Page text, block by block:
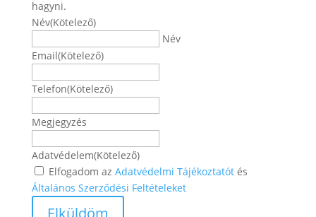
hagyni.
Név(Kötelező)
Név
Email(Kötelező)
Telefon(Kötelező)
Megjegyzés
Adatvédelem(Kötelező)
Elfogadom az Adatvédelmi Tájékoztatótés
Általános Szerződési Feltételeket